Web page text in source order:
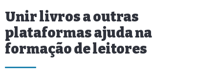
Unir livros a outras
plataformas ajuda na
formação de leitores